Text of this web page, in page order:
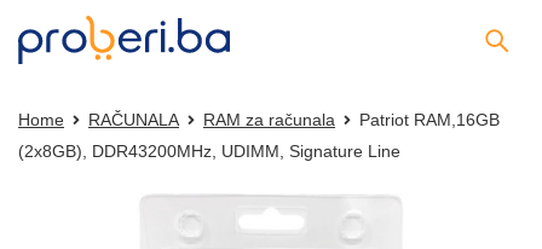
Home RAČUNALA RAM za računala
Patriot RAM,16GB
(2x8GB), DDR43200MHz, UDIMM, Signature Line